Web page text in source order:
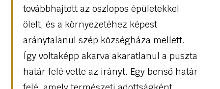
továbbhajtott az oszlopos épületekkel
ölelt, és a környezetéhez képest
aránytalanul szép községháza mellett.
Így voltaképp akarva akaratlanul a puszta
határ felé vette az irányt. Egy benső határ